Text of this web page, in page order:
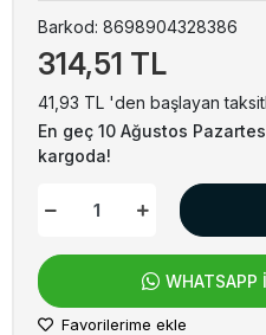
Barkod: 8698904328386
314,51 TL
41,93 TL 'den başlayan
En geç 10 Ağustos
kargoda!
WHATSAPP
Favorilerime ekle